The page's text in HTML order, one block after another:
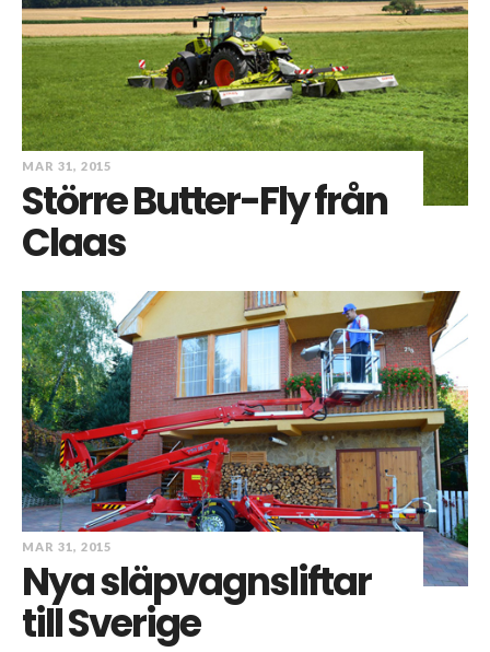
MAR 31, 2015
Större Butter-Fly från
Claas
MAR 31, 2015
Nya släpvagnsliftar
till Sverige